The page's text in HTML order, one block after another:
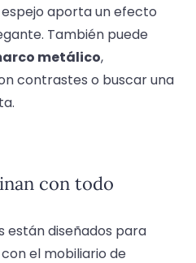
aporta un efecto
También puede
metálico,
contrastes o buscar una
con todo
están diseñados para
el mobiliario de